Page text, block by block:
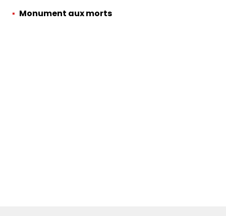
Monument aux morts